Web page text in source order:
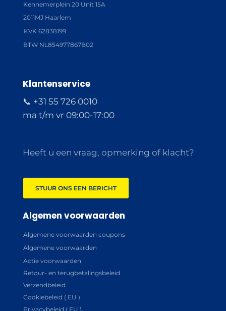
Kennemerplein 20 Unit 15A
2011MJ Haarlem
KVK 62838199
BTW NL854977867B02
Klantenservice
📞 +31 55 726 0010
ma t/m vr 09:00-17:00
Heeft u een vraag, opmerking of klacht?
STUUR ONS EEN BERICHT
Algemen voorwaarden
Algemene voorwaarden coupons
Algemene voorwaarden
Actie voorwaarden
Retour- en terugbetalingsbeleid
Verzendbeleid
Cookiebeleid ( EU )
Privacybeleid ( EU )